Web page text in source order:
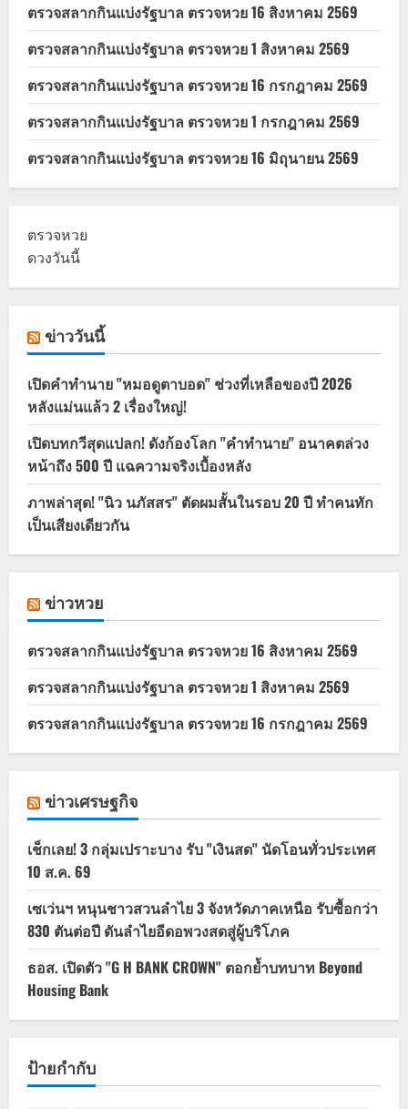
ต่อ
หลังคา
เรือน
ตรวจสลากกินแบ่งรัฐบาล ตรวจหวย 16 สิงหาคม 2569
ตรวจสลากกินแบ่งรัฐบาล ตรวจหวย 1 สิงหาคม 2569
ตรวจสลากกินแบ่งรัฐบาล ตรวจหวย 16 กรกฎาคม 2569
ตรวจสลากกินแบ่งรัฐบาล ตรวจหวย 1 กรกฎาคม 2569
ตรวจสลากกินแบ่งรัฐบาล ตรวจหวย 16 มิถุนายน 2569
ตรวจหวย
ดวงวันนี้
ข่าววันนี้
เปิดคำทำนาย "หมอดูตาบอด" ช่วงที่เหลือของปี 2026
หลังแม่นแล้ว 2 เรื่องใหญ่!
เปิดบทกวีสุดแปลก! ดังก้องโลก "คำทำนาย" อนาคตล่วง
หน้าถึง 500 ปี แฉความจริงเบื้องหลัง
ภาพล่าสุด! "นิว นภัสสร" ตัดผมสั้นในรอบ 20 ปี ทำคนทัก
เป็นเสียงเดียวกัน
ข่าวหวย
ตรวจสลากกินแบ่งรัฐบาล ตรวจหวย 16 สิงหาคม 2569
ตรวจสลากกินแบ่งรัฐบาล ตรวจหวย 1 สิงหาคม 2569
ตรวจสลากกินแบ่งรัฐบาล ตรวจหวย 16 กรกฎาคม 2569
ข่าวเศรษฐกิจ
เช็กเลย! 3 กลุ่มเปราะบาง รับ "เงินสด" นัดโอนทั่วประเทศ
10 ส.ค. 69
เซเว่นฯ หนุนชาวสวนลำไย 3 จังหวัดภาคเหนือ รับซื้อกว่า
830 ตันต่อปี ดันลำไยอีดอพวงสดสู่ผู้บริโภค
ธอส. เปิดตัว "G H BANK CROWN" ตอกย้ำบทบาท Beyond
Housing Bank
ป้ายกำกับ